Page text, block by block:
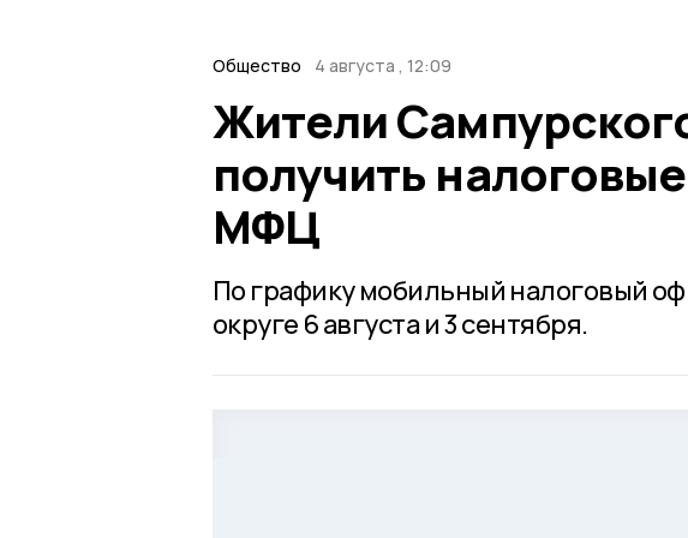
Общество 4 августа , 12:09
Жители
получить
МФЦ
По графику мобильный налоговый
округе 6 августа и 3 сентября.